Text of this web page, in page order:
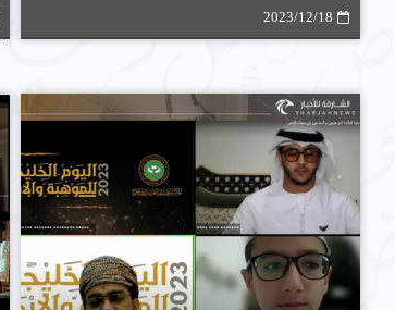
2023/12/18